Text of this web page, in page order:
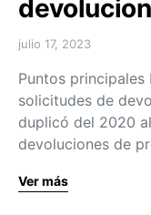
julio 17, 2023
Puntos principales
solicitudes de
duplicó del 2020
devoluciones de
Ver más